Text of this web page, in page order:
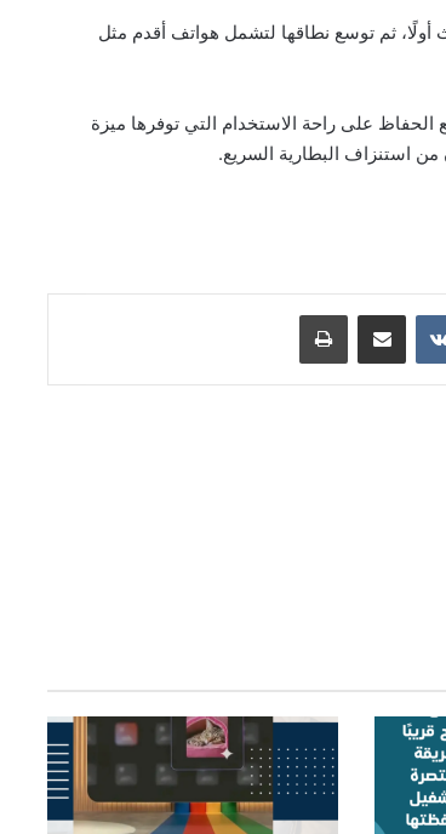
أولًا، ثم توسع نطاقها لتشمل هواتف أقدم مثل
على راحة الاستخدام التي توفرها ميزة
استنزاف البطارية السريع.
مشاركة عبر البريد طباعة